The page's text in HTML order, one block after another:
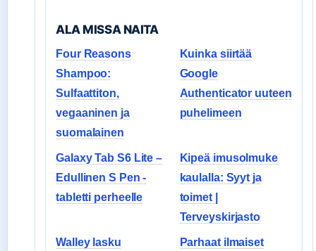
ALA MISSA NAITA
Four Reasons
Shampoo:
Sulfaattiton,
vegaaninen ja
suomalainen
Kuinka siirtää
Google
Authenticator uuteen
puhelimeen
Galaxy Tab S6 Lite –
Edullinen S Pen -
tabletti perheelle
Kipeä imusolmuke
kaulalla: Syyt ja
toimet |
Terveyskirjasto
Walley lasku
Parhaat ilmaiset